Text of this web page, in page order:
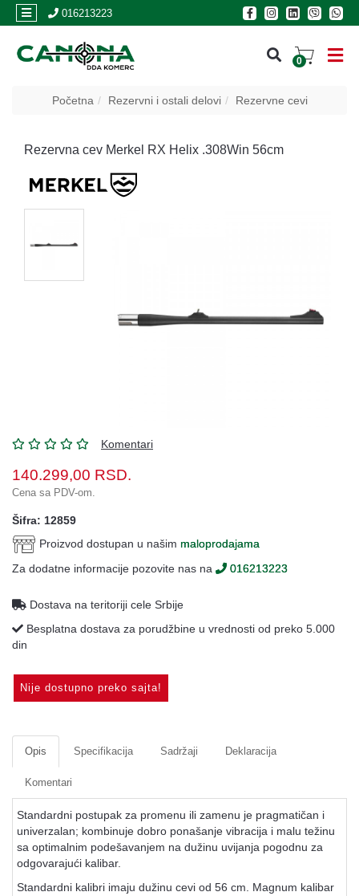
016213223
0
Početna Rezervni i ostali delovi Rezervne cevi
Rezervna cev Merkel RX Helix .308Win 56cm
Komentari
140.299,00 RSD.
Cena sa PDV-om.
Šifra: 12859
Proizvod dostupan u našim maloprodajama
Za dodatne informacije pozovite nas na
016213223
Dostava na teritoriji cele Srbije
Besplatna dostava za porudžbine u vrednosti od preko 5.000
din
Nije dostupno preko sajta!
Opis Specifikacija Sadržaji Deklaracija
Komentari
Standardni postupak za promenu ili zamenu je pragmatičan i
univerzalan; kombinuje dobro ponašanje vibracija i malu težinu
sa optimalnim podešavanjem na dužinu uvijanja pogodnu za
odgovarajući kalibar.
Standardni kalibri imaju dužinu cevi od 56 cm. Magnum kalibar